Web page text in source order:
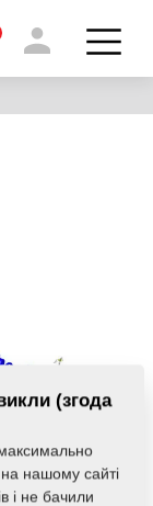
(згода
нашому сайті
і не бачили